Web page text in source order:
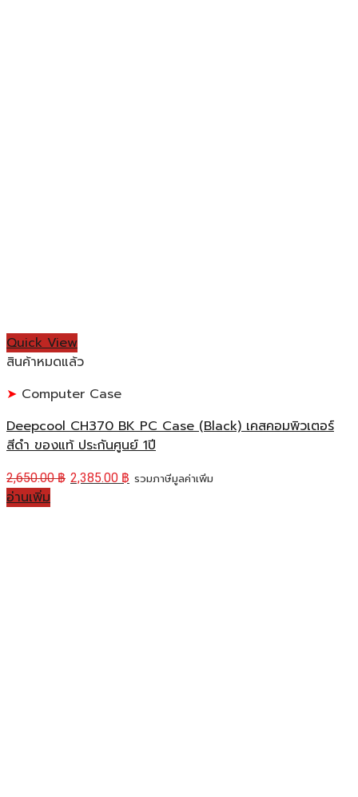
Quick View
สินค้าหมดแล้ว
Computer Case
Deepcool CH370 BK PC Case (Black) เคสคอมพิวเตอร์
สีดำ ของแท้ ประกันศูนย์ 1ปี
2,650.00฿ 2,385.00 ฿ รวมภาษีมูลค่าเพิ่ม
อ่านเพิ่ม